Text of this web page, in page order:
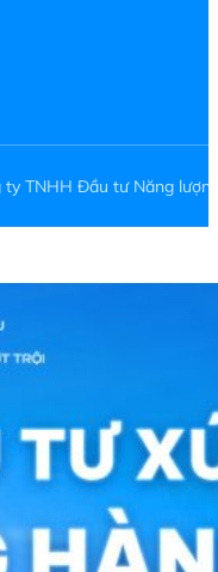
TNHH Đầu tư Năng